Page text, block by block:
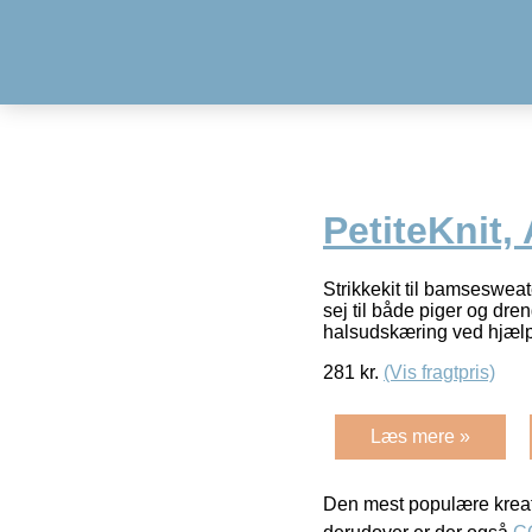
PetiteKnit,
Strikkekit til
sej til både piger og
halsudskæring ved
281 kr. (Vis fragtpris)
Læs mere »
Den mest populære